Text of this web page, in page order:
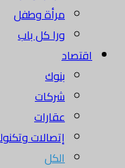
مرأة وطفل
ورا كل باب
اقتصاد
بنوك
شركات
عقارات
إتصالات
الكل